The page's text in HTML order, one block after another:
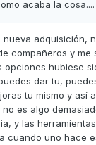
acaba la cosa....
nueva adquisición,
compañeros y me
hubiese
dar tu,
tu mismo y así
es algo
y las
cuando uno hace